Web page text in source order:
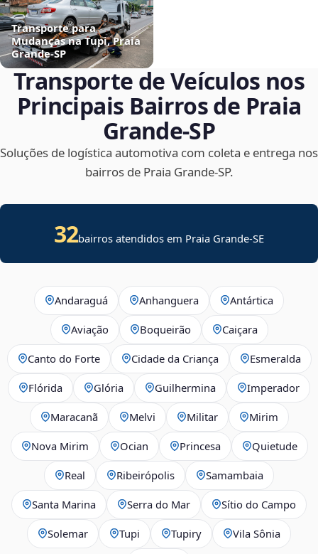
Transporte para
Mudanças na Tupi, Praia
Grande‑SP
Transporte de Veículos nos
Principais Bairros de Praia
Grande‑SP
Soluções de logística automotiva com coleta e entrega nos
bairros de Praia Grande‑SP.
32bairros atendidos em Praia Grande-SE
Andaraguá Anhanguera Antártica
Aviação Boqueirão Caiçara
Canto do Forte Cidade da Criança Esmeralda
Flórida Glória Guilhermina Imperador
Maracanã Melvi Militar Mirim
Nova Mirim Ocian Princesa Quietude
Real Ribeirópolis Samambaia
Santa Marina Serra do Mar Sítio do Campo
Solemar Tupi Tupiry Vila Sônia